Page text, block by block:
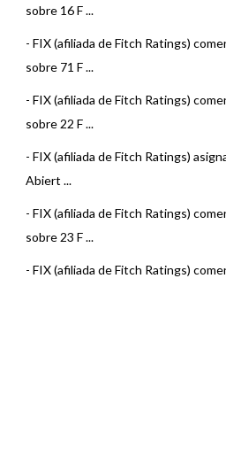
sobre 16 F ...
- FIX (afiliada de Fitch Ratings)
sobre 71 F ...
- FIX (afiliada de Fitch Ratings)
sobre 22 F ...
- FIX (afiliada de Fitch Ratings)
Abiert ...
- FIX (afiliada de Fitch Ratings)
sobre 23 F ...
- FIX (afiliada de Fitch Ratings)